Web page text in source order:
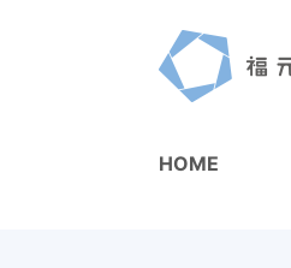
HOME